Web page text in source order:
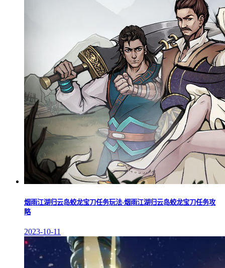
烟雨江湖归云岛蛟龙宝刀任务玩法-烟雨江湖归云岛蛟龙宝刀任务攻
略
2023-10-11